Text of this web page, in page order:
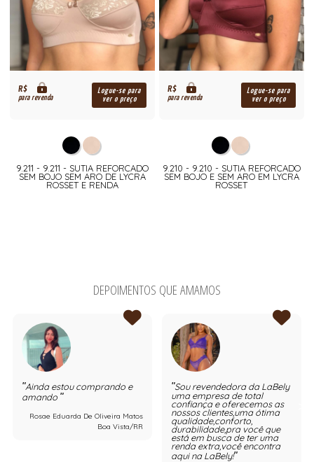
R$
para revenda
Logue-se para
ver o preço
9.211 - 9.211 - SUTIA REFORCADO
SEM BOJO SEM ARO DE LYCRA
ROSSET E RENDA
R$
para revenda
Logue-se para
ver o preço
9.210 - 9.210 - SUTIA REFORCADO
SEM BOJO E SEM ARO EM LYCRA
ROSSET
DEPOIMENTOS QUE AMAMOS
Ainda estou comprando e
amando
Rosae Eduarda De Oliveira Matos
Boa Vista/RR
Sou revendedora da LaBely
uma empresa de total
confiança e oferecemos as
nossos clientes,uma ótima
qualidade,conforto,
durabilidade,pra você que
está em busca de ter uma
renda extra,você encontra
aqui na LaBely!